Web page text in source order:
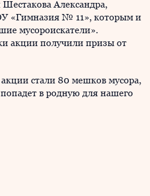
Александра,
«Гимназия № 11», которым и
мусороискатели».
акции получили призы от
стали 80 мешков мусора,
в родную для нашего